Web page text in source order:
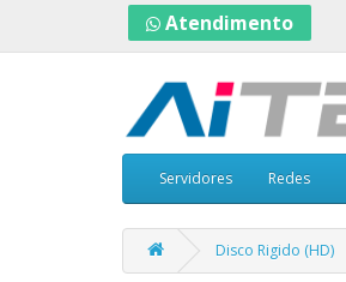
Atendimento
Servidores Redes
Disco Rigido (HD)